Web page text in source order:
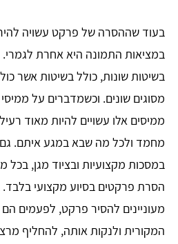
בעוד שההסרה של פרקט עשויה
במציאות התמונה היא אחרת
בשיטות שונות, כולל בשיטות אשר
מסוגים שונים. וכשמדברים על
ממיסים אלו עשויים להיות מאוד
מחמד ולכל מה שבא במגע איתם.
במסכות מקצועיות ובציוד מגן,
הסרת פרקטים בסיוע מקצועי
מעוניינים להסיר פרקט, לפעמים
המקורית ולנקות אותה, להחליף